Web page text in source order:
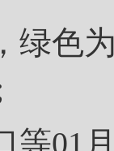
色为
01